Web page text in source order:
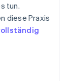
tun.
diese Praxis